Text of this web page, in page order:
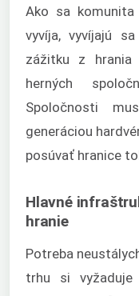
Ako sa
vyvíja, vyvíjajú
zážitku z hrania
herných
Spoločnosti
generáciou
posúvať hranice
Hlavné
hranie
Potreba
trhu si vyžaduje